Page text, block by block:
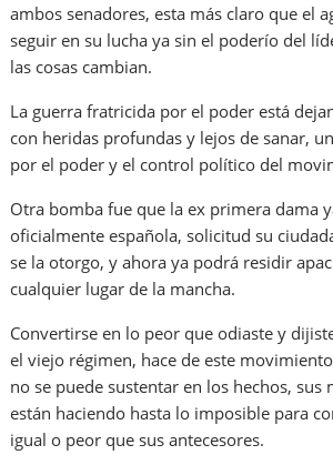
ambos senadores, esta más claro que el
seguir en su lucha ya sin el poderío del
las cosas cambian.
La guerra fratricida por el poder está
con heridas profundas y lejos de sanar,
por el poder y el control político del
Otra bomba fue que la ex primera dama
oficialmente española, solicitud su
se la otorgo, y ahora ya podrá residir
cualquier lugar de la mancha.
Convertirse en lo peor que odiaste y
el viejo régimen, hace de este
no se puede sustentar en los hechos, sus
están haciendo hasta lo imposible para
igual o peor que sus antecesores.